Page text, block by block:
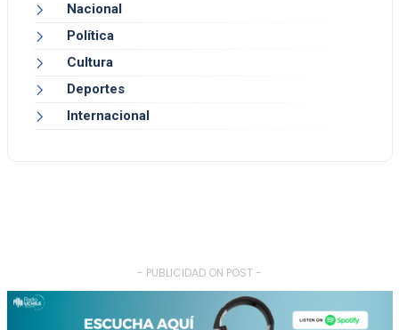
Nacional
Política
Cultura
Deportes
Internacional
- PUBLICIDAD ON POST -